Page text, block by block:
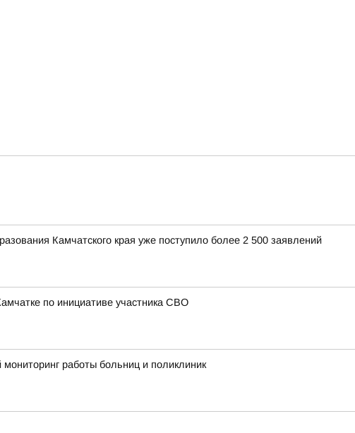
Камчатского края уже поступило более 2 500 заявлений
по инициативе участника СВО
работы больниц и поликлиник